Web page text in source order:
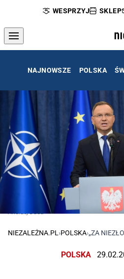
WESPRZYJ SKLEP
NAJNOWSZE POLSKA
Andrzej Duda
NIEZALEŻNA.PL ›POLSKA›„ZA
POLSKA